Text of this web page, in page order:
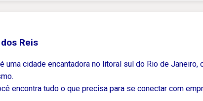
Reis
uma cidade encantadora no litoral sul do Rio de
encontra tudo o que precisa para se conectar com